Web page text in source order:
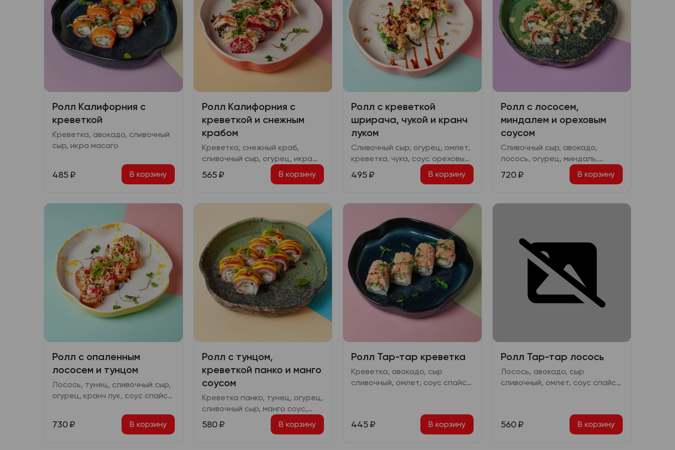
Ролл Калифорния с
креветкой
Креветка, авокадо, сливочный
сыр, икра масаго
485₽ В корзину
Ролл Калифорния с
креветкой и снежным
крабом
Креветка, снежный краб,
сливочный сыр, огурец, икра
масаго, соус спайси, соус
терияки
565 ₽ В корзину
Ролл с креветкой
шрирача, чукой и кранч
луком
Сливочный сыр, огурец, омлет,
креветка, чука, соус ореховый,
соус шрирача, соус терияки,
соус спайси, кранч лук
495₽ В корзину
Ролл с лососем,
миндалем и ореховым
соусом
Сливочный сыр, авокадо,
лосось, огурец, миндаль,
ореховый соус
720 ₽ В корзину
Ролл с опаленным
лососем и тунцом
Лосось, тунец, сливочный сыр,
огурец, кранч лук, соус спайси,
730₽ В корзину
Ролл с тунцом,
креветкой панко и манго
соусом
Креветка панко, тунец, огурец,
сливочный сыр, манго соус,
соус терияки
580 ₽ В корзину
Ролл Тар-тар креветка
Креветка, авокадо, сыр
сливочный, омлет, соус спайси,
445₽ В корзину
Ролл Тар-тар лосось
Лосось, авокадо, сыр
сливочный, омлет, соус спайси,
560 ₽ В корзину